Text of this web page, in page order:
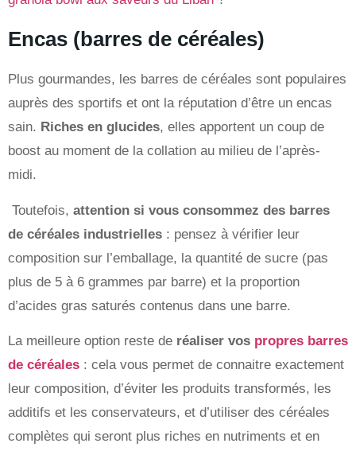
Encas (barres de céréales)
Plus gourmandes, les barres de céréales sont populaires
auprès des sportifs et ont la réputation d’être un encas
sain. Riches en glucides, elles apportent un coup de
boost au moment de la collation au milieu de l’après-
midi.
Toutefois, attention si vous consommez des barres
de céréales industrielles : pensez à vérifier leur
composition sur l’emballage, la quantité de sucre (pas
plus de 5 à 6 grammes par barre) et la proportion
d’acides gras saturés contenus dans une barre.
La meilleure option reste de réaliser vos propres barres
de céréales : cela vous permet de connaitre exactement
leur composition, d’éviter les produits transformés, les
additifs et les conservateurs, et d’utiliser des céréales
complètes qui seront plus riches en nutriments et en